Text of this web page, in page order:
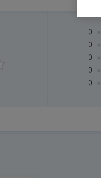
0
×
0
×
0
×
0
×
0
×